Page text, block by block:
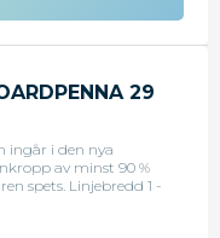
29
ingår i den nya
av minst 90 %
spets. Linjebredd 1 -